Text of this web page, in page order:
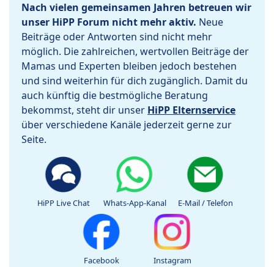
Nach vielen gemeinsamen Jahren betreuen wir
unser HiPP Forum nicht mehr aktiv. Neue
Beiträge oder Antworten sind nicht mehr
möglich. Die zahlreichen, wertvollen Beiträge der
Mamas und Experten bleiben jedoch bestehen
und sind weiterhin für dich zugänglich. Damit du
auch künftig die bestmögliche Beratung
bekommst, steht dir unser HiPP Elternservice
über verschiedene Kanäle jederzeit gerne zur
Seite.
HiPP Live Chat Whats-App-Kanal E-Mail / Telefon
Facebook Instagram